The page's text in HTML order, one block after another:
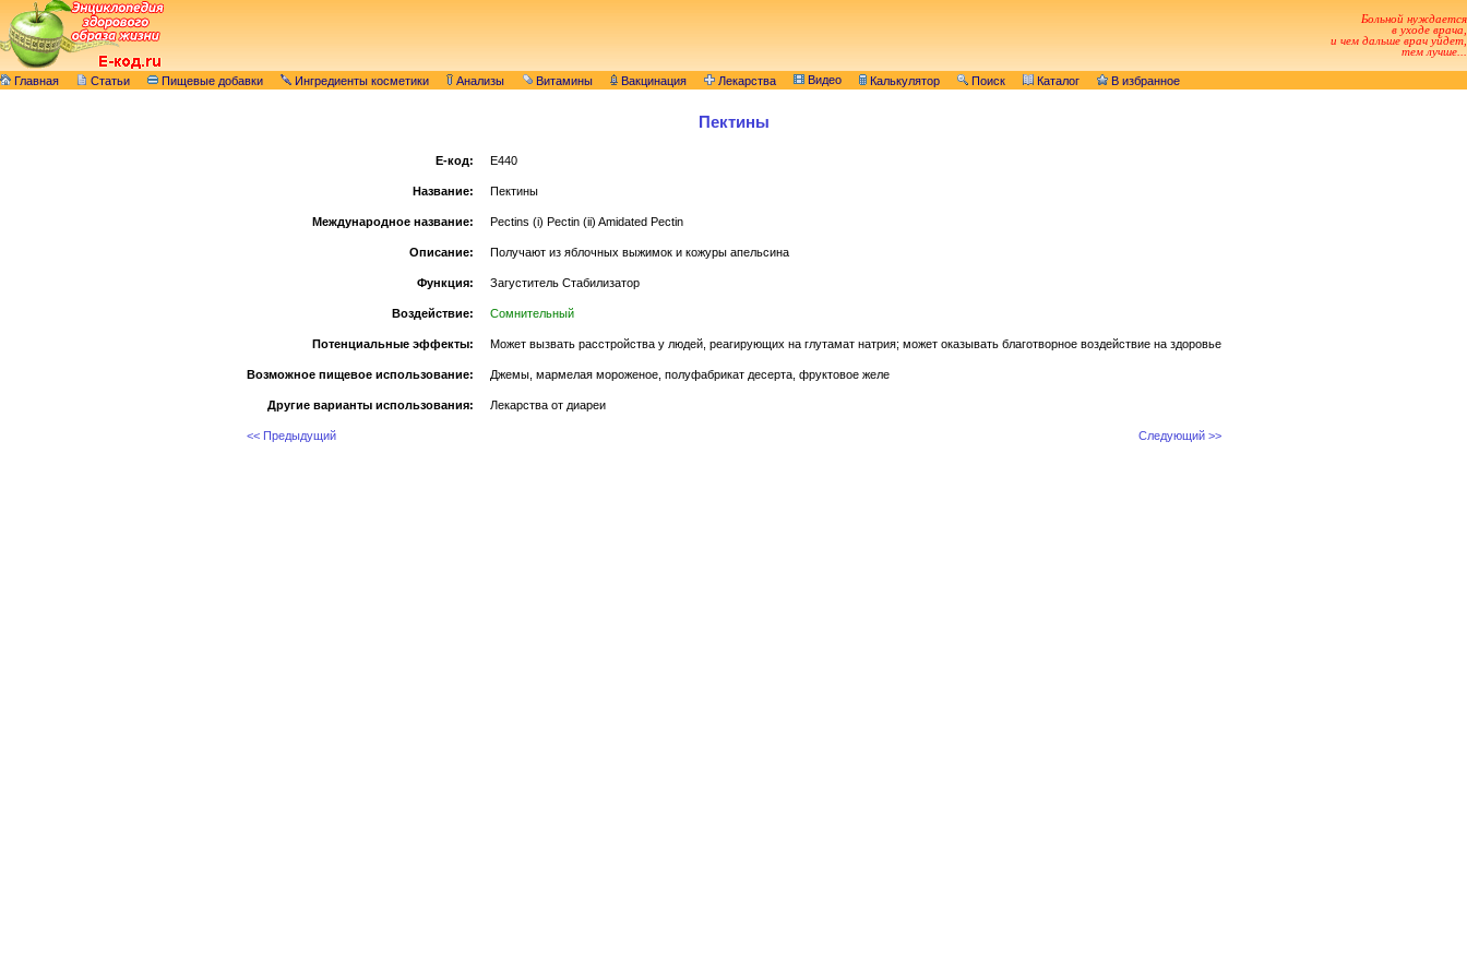
Больной нуждается
в уходе врача,
и чем дальше врач уйдет,
тем лучше...
Главная Статьи Пищевые добавки Ингредиенты косметики Анализы Витамины Вакцинация Лекарства Видео Калькулятор Поиск Каталог В избранное
Пектины
E-код: E440
Название: Пектины
Международное название: Pectins (i) Pectin (ii) Amidated Pectin
Описание: Получают из яблочных выжимок и кожуры апельсина
Функция: Загуститель Стабилизатор
Воздействие: Сомнительный
Потенциальные эффекты: Может вызвать расстройства у людей, реагирующих на глутамат натрия; может оказывать благотворное воздействие на здоровье
Возможное пищевое использование: Джемы, мармелая мороженое, полуфабрикат десерта, фруктовое желе
Другие варианты использования: Лекарства от диареи
<< Предыдущий Следующий >>